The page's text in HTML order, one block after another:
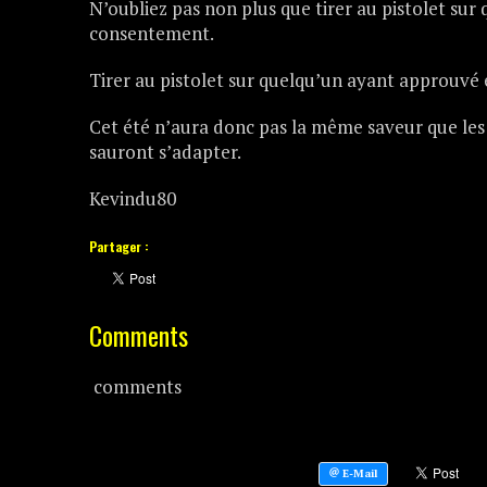
N’oubliez pas non plus que tirer au pistolet sur
consentement.
Tirer au pistolet sur quelqu’un ayant
Cet été n’aura donc pas la même saveur que
sauront s’adapter.
Kevindu80
Partager :
Comments
comments